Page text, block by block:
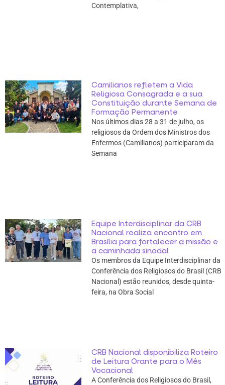
Contemplativa,
Camilianos refletem a Vida
Religiosa Consagrada e a sua
Constituição durante Semana de
Formação Permanente
Nos últimos dias 28 a 31 de julho, os
religiosos da Ordem dos Ministros dos
Enfermos (Camilianos) participaram da
Semana
Equipe Interdisciplinar da CRB
Nacional realiza encontro em
Brasília para fortalecer a missão e
a caminhada sinodal
Os membros da Equipe Interdisciplinar da
Conferência dos Religiosos do Brasil (CRB
Nacional) estão reunidos, desde quinta-
feira, na Obra Social
CRB Nacional disponibiliza Roteiro
de Leitura Orante para o Mês
Vocacional
A Conferência dos Religiosos do Brasil,